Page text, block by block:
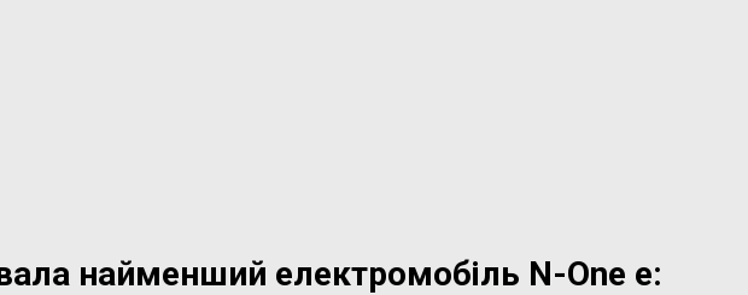
найменший електромобіль N-One e: